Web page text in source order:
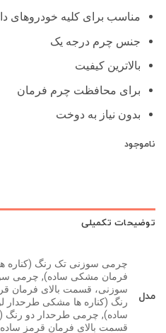
بود.
مناسب برای کلیه خودروهای
جنس چرم درجه یک
بالاترین کیفیت
برای محافظت چرم فرمان
بدون نیاز به دوخت
ناموجود
توضیحات تکمیلی
مدل
چرمی سوزنی تک رنگ (کناره
فرمان مشکی ساده), چرمی
سوزنی، قسمت بالای فرمان
رنگ (کناره ها مشکی طرحدار
ساده), چرمی طرحدار دو رنگ
قسمت بالای فرمان قرمز